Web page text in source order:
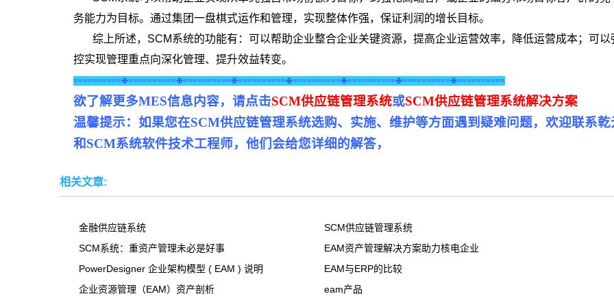
务能力为目标。通过集团一盘棋式运作和管理，实现整体作强，保证利润的增长目标。
综上所述，SCM系统的功能有：可以帮助企业整合企业关键资源，提高企业运营效率，降低运营成本；可以
控实现管理重点向深化管理、提升效益转变。
==========❉==========❉==========❉==========❉==========❉==========❉==========❉==========
欲了解更多MES信息内容，请点击SCM供应链管理系统或SCM供应链管理系统解决方案
温馨提示：如果您在SCM供应链管理系统选购、实施、维护等方面遇到疑难问题，欢迎联系乾
和SCM系统软件技术工程师，他们会给您详细的解答，
相关文章:
金融供应链系统
SCM供应链管理系统
SCM系统：重资产管理未必是好事
EAM资产管理解决方案助力核电企业
PowerDesigner 企业架构模型 ( EAM ) 说明
EAM与ERP的比较
企业资源管理（EAM）资产剖析
eam产品